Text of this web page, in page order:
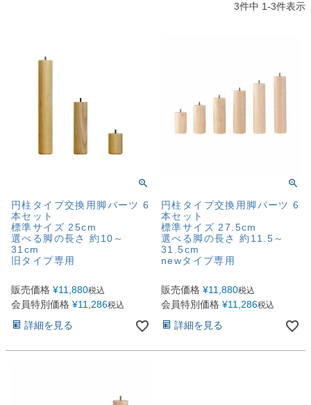
3件中 1-3件表示
円柱タイプ交換用脚パーツ 6
本セット
標準サイズ 25cm
選べる脚の長さ 約10～
31cm
旧タイプ専用
販売価格 ¥11,880税込
会員特別価格 ¥11,286税込
詳細を見る
円柱タイプ交換用脚パーツ 6
本セット
標準サイズ 27.5cm
選べる脚の長さ 約11.5～
31.5cm
newタイプ専用
販売価格 ¥11,880税込
会員特別価格 ¥11,286税込
詳細を見る